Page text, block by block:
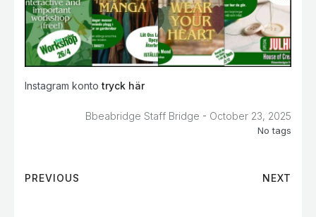
Instagram konto tryck här
Bbeabridge Staff Bridge - October 23, 2025
No tags
PREVIOUS NEXT